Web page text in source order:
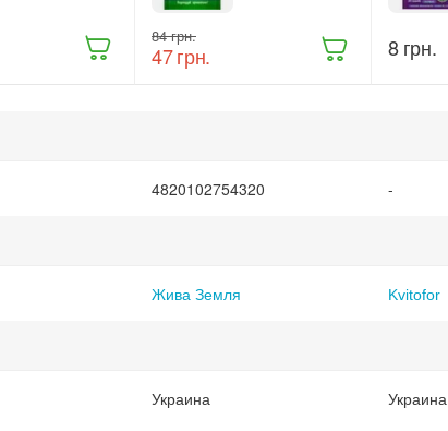
Жива Земля
Триходерма
‍84‍ грн.
‍47‍грн. ‍8‍ грн.
4820102754320 -
Жива Земля Kvitofor
Украина Украина